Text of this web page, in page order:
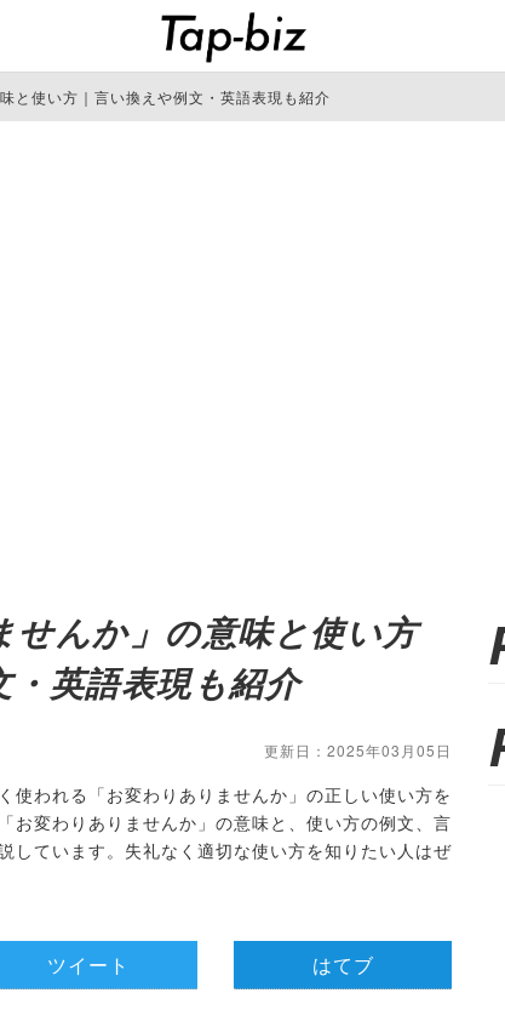
と使い方｜言い換えや例文・英語表現も紹介
せんか」の意味と使い方
・英語表現も紹介
更新日：2025年03月05日
使われる「お変わりありませんか」の正しい使い方を
お変わりありませんか」の意味と、使い方の例文、言
しています。失礼なく適切な使い方を知りたい人はぜ
ツイート はてブ